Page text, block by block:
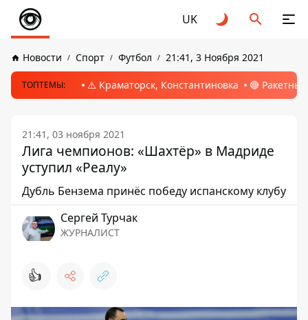
UK
Новости Спорт Футбол 21:41, 3 Ноября 2021
ТОПТЕМЫ: ⚠️ Краматорск, Константиновка 🔴
21:41, 03 ноября 2021
Лига чемпионов: «Шахтёр» в Мадриде
уступил «Реалу»
Дубль Бензема принёс победу испанскому клубу
Сергей Турчак
ЖУРНАЛИСТ
👍